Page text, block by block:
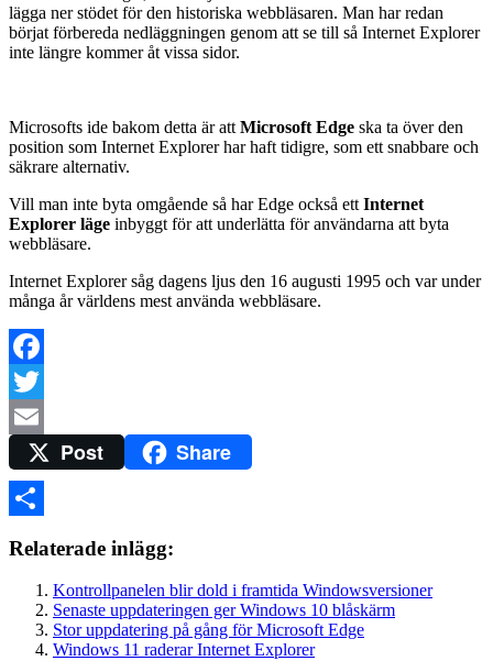
lägga ner stödet för den historiska webbläsaren. Man har redan
börjat förbereda nedläggningen genom att se till så Internet Explorer
inte längre kommer åt vissa sidor.
Microsofts ide bakom detta är att Microsoft Edge ska ta över den
position som Internet Explorer har haft tidigre, som ett snabbare och
säkrare alternativ.
Vill man inte byta omgående så har Edge också ett Internet
Explorer läge inbyggt för att underlätta för användarna att byta
webbläsare.
Internet Explorer såg dagens ljus den 16 augusti 1995 och var under
många år världens mest använda webbläsare.
Facebook
Twitter
Email
Post Share
Relaterade inlägg:
Kontrollpanelen blir dold i framtida Windowsversioner
Senaste uppdateringen ger Windows 10 blåskärm
Stor uppdatering på gång för Microsoft Edge
Windows 11 raderar Internet Explorer